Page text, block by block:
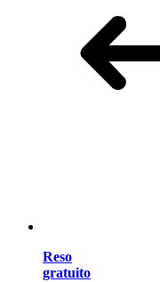
Reso
gratuito